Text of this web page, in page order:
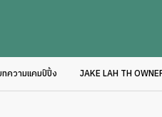
ความแคมป์ปิ้ง JAKE LAH TH